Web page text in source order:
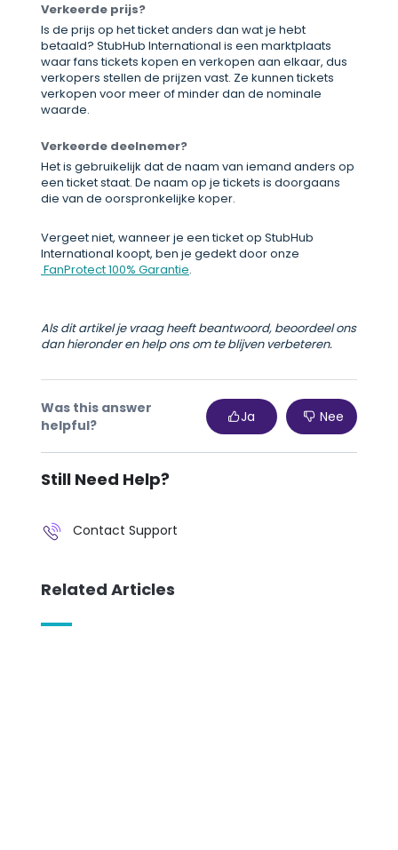
Verkeerde prijs?
Is de prijs op het ticket anders dan wat je hebt
betaald? StubHub International is een marktplaats
waar fans tickets kopen en verkopen aan elkaar, dus
verkopers stellen de prijzen vast. Ze kunnen tickets
verkopen voor meer of minder dan de nominale
waarde.
Verkeerde deelnemer?
Het is gebruikelijk dat de naam van iemand anders op
een ticket staat. De naam op je tickets is doorgaans
die van de oorspronkelijke koper.
Vergeet niet, wanneer je een ticket op StubHub
International koopt, ben je gedekt door onze
FanProtect 100% Garantie.
Als dit artikel je vraag heeft beantwoord, beoordeel ons
dan hieronder en help ons om te blijven verbeteren.
Was this answer
helpful?
Ja Nee
Still Need Help?
Contact Support
Related Articles